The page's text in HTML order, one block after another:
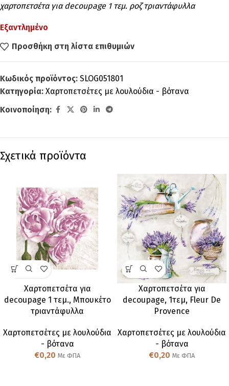
χαρτοπετσέτα για decoupage 1 τεμ. ροζ τριαντάφυλλα
Εξαντλημένο
Προσθήκη στη λίστα επιθυμιών
Κωδικός προϊόντος: SLOG051801
Κατηγορία: Χαρτοπετσέτες με λουλούδια - βότανα
Κοινοποίηση:
Σχετικά προϊόντα
Χαρτοπετσέτα για
decoupage 1 τεμ., Μπουκέτο
τριαντάφυλλα
Χαρτοπετσέτες με λουλούδια
- βότανα
€0,20 Με ΦΠΑ
Χαρτοπετσέτα για
decoupage, 1τεμ, Fleur De
Provence
Χαρτοπετσέτες με λουλούδια
- βότανα
€0,20 Με ΦΠΑ